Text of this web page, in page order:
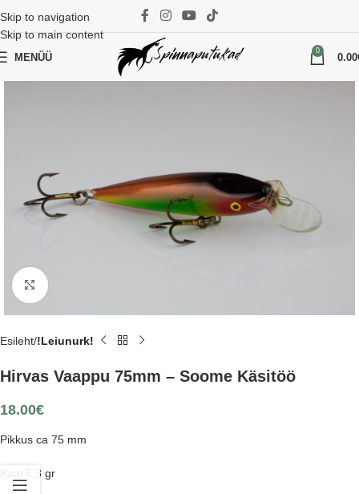
Skip to navigation
Skip to main content
MENÜÜ
0
0.00
Suurenda
Esileht !Leiunurk!
Hirvas Vaappu 75mm – Soome Käsitöö
18.00€
Pikkus ca 75 mm
Kaal 6,3 gr